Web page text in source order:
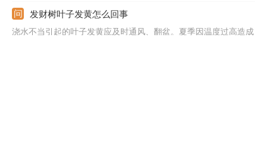
发财树叶子发黄怎么回事
浇水不当引起的叶子发黄应及时通风、翻盆。夏季因温度过高造成